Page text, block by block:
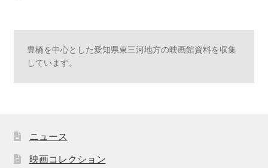
豊橋を中心とした愛知県東三河地方の映画館資料を収集
しています。
ニュース
映画コレクション